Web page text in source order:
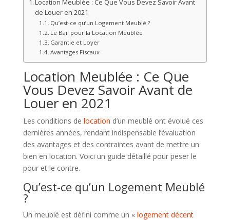
Location Meublée : Ce Que Vous Devez Savoir Avant
de Louer en 2021
Qu’est-ce qu’un Logement Meublé ?
Le Bail pour la Location Meublée
Garantie et Loyer
Avantages Fiscaux
Location Meublée : Ce Que
Vous Devez Savoir Avant de
Louer en 2021
Les conditions de location d’un meublé ont évolué ces
dernières années, rendant indispensable l’évaluation
des avantages et des contraintes avant de mettre un
bien en location. Voici un guide détaillé pour peser le
pour et le contre.
Qu’est-ce qu’un Logement Meublé
?
Un meublé est défini comme un « logement décent